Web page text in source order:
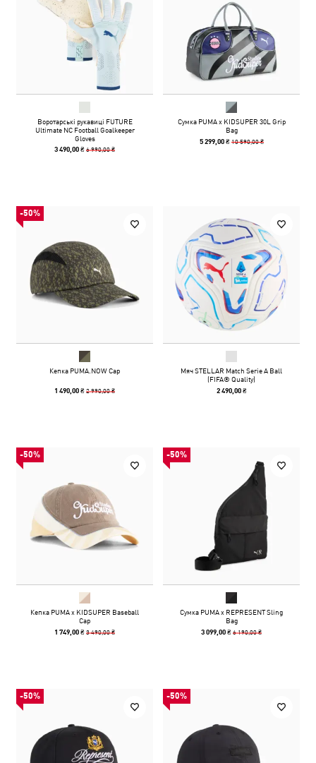
Воротарські рукавиці FUTURE
Ultimate NC Football Goalkeeper
Gloves
3 490,00 ₴6 990,00 ₴
Сумка PUMA x KIDSUPER 30L Grip
Bag
5 299,00 ₴ 10 590,00 ₴
-50%
Кепка PUMA.NOW Cap
1 490,00 ₴2 990,00 ₴
Мяч STELLAR Match Serie A Ball
(FIFA® Quality)
2 490,00 ₴
-50%
Кепка PUMA x KIDSUPER Baseball
Cap
1 749,00 ₴3 490,00 ₴
-50%
Сумка PUMA x REPRESENT Sling
Bag
3 099,00 ₴6 190,00 ₴
-50% -50%